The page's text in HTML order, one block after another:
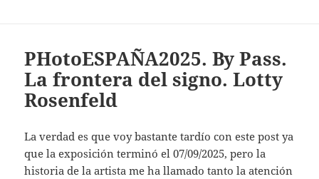
PHotoESPAÑA2025. By Pass.
La frontera del signo. Lotty
Rosenfeld
La verdad es que voy bastante tardío con este post ya
que la exposición terminó el 07/09/2025, pero la
historia de la artista me ha llamado tanto la atención